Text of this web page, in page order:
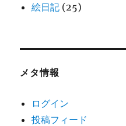
絵日記 (25)
メタ情報
ログイン
投稿フィード